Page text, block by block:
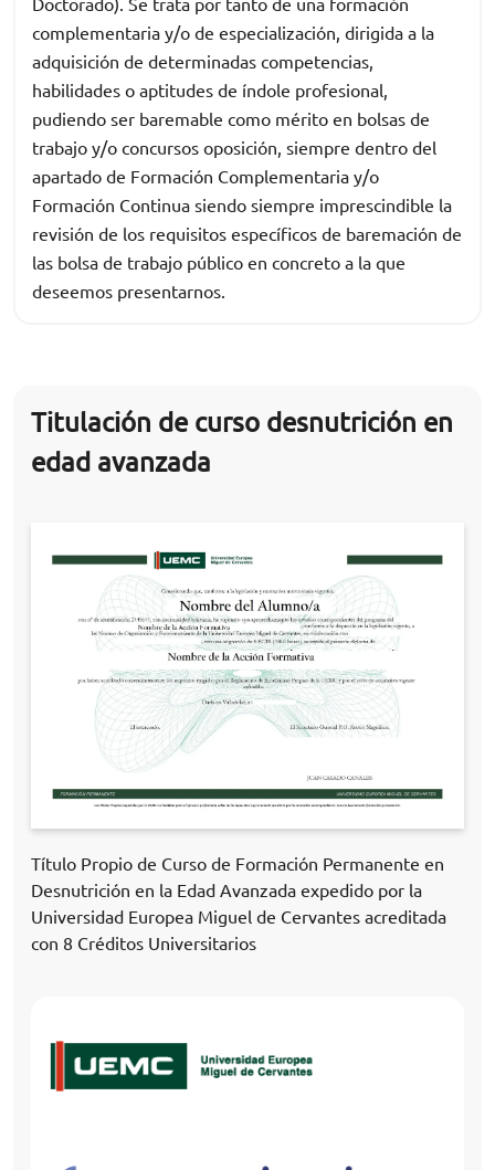
Doctorado). Se trata por tanto de una formación
complementaria y/o de especialización, dirigida a la
adquisición de determinadas competencias,
habilidades o aptitudes de índole profesional,
pudiendo ser baremable como mérito en bolsas de
trabajo y/o concursos oposición, siempre dentro del
apartado de Formación Complementaria y/o
Formación Continua siendo siempre imprescindible la
revisión de los requisitos específicos de baremación de
las bolsa de trabajo público en concreto a la que
deseemos presentarnos.
Titulación de curso desnutrición en
edad avanzada
Título Propio de Curso de Formación Permanente en
Desnutrición en la Edad Avanzada expedido por la
Universidad Europea Miguel de Cervantes acreditada
con 8 Créditos Universitarios